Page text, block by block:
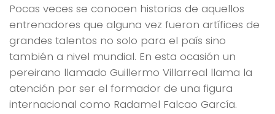
Pocas veces se conocen historias de aquellos
entrenadores que alguna vez fueron artífices de
grandes talentos no solo para el país sino
también a nivel mundial. En esta ocasión un
pereirano llamado Guillermo Villarreal llama la
atención por ser el formador de una figura
internacional como Radamel Falcao García.